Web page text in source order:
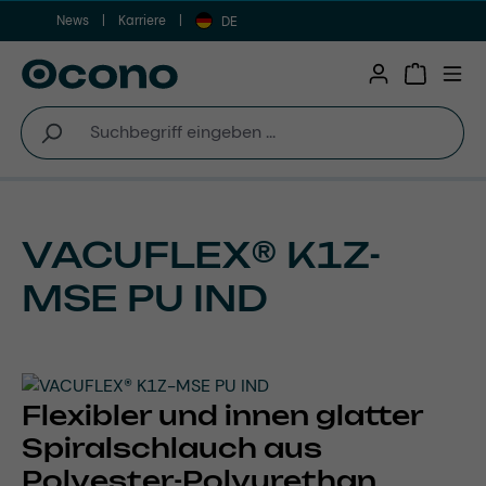
Zum Hauptinhalt springen
News Karriere DE
VACUFLEX® K1Z-
MSE PU IND
Flexibler und innen glatter
Spiralschlauch aus